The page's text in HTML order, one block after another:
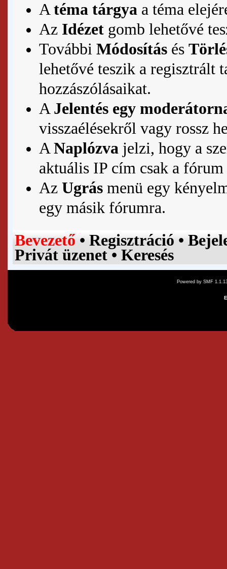
Atéma tárgyaa téma
Az Idézetgomb lehetővé
További Módosításés
lehetővé teszik a regisztrált
hozzászólásaikat.
A Jelentés egy
visszaélésekről vagy rossz
ANaplózvajelzi, hogy a
aktuális IP cím csak a
Az Ugrásmenü egy
egy másik fórumra.
Bevezető • Regisztráció •
Privát üzenet• Keresés
Powered by SMF